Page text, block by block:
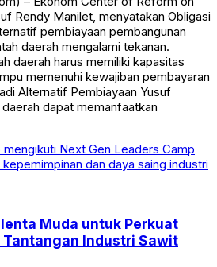
Rendy Manilet, menyatakan Obligasi
pembiayaan pembangunan
daerah mengalami tekanan.
daerah harus memiliki kapasitas
memenuhi kewajiban pembayaran
Alternatif Pembiayaan Yusuf
dapat memanfaatkan
Muda untuk Perkuat
Tantangan Industri Sawit